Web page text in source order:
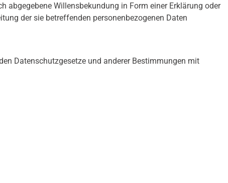
Willensbekundung in Form einer Erklärung oder
der sie betreffenden personenbezogenen Daten
Datenschutzgesetze und anderer Bestimmungen mit